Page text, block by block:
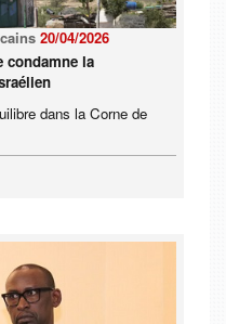
20/04/2026
condamne la
dans la Corne de